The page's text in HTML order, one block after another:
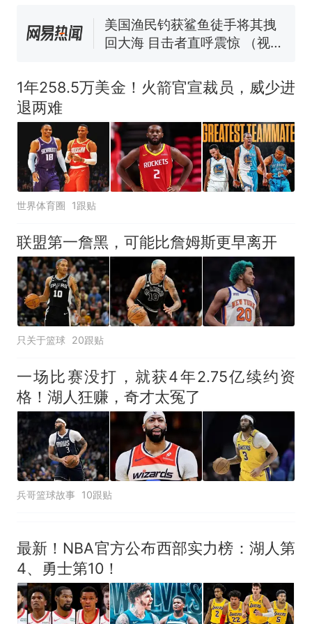
来源：参考消息）
笔试第一被第二名传话劝弃考
官方通报
间创作“悬浮字” 网友：真·裸眼
3D！制裁瓜子饺子，美国怕什
1年258.5万美金！火箭官宣裁员，威少进
退两难
世界体育圈 1跟贴
联盟第一詹黑，可能比詹姆斯更早离开
只关于篮球 20跟贴
一场比赛没打，就获4年2.75亿续约资
格！湖人狂赚，奇才太冤了
兵哥篮球故事 10跟贴
最新！NBA官方公布西部实力榜：湖人第
4、勇士第10！